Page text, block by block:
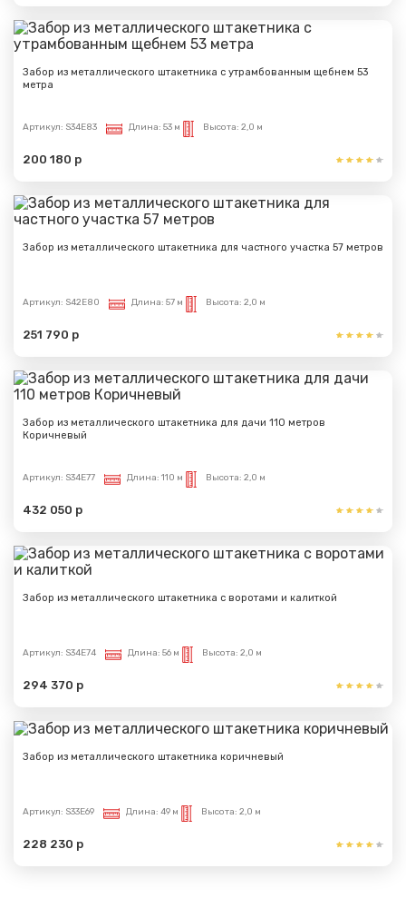
Забор из металлического штакетника с утрамбованным щебнем 53
метра
Артикул: S34E83 Длина: 53 м Высота: 2,0 м
200 180 р
Забор из металлического штакетника для частного участка 57 метров
Артикул: S42E80 Длина: 57 м Высота: 2,0 м
251 790 р
Забор из металлического штакетника для дачи 110 метров
Коричневый
Артикул: S34E77 Длина: 110 м Высота: 2,0 м
432 050 р
Забор из металлического штакетника с воротами и калиткой
Артикул: S34E74 Длина: 56 м Высота: 2,0 м
294 370 р
Забор из металлического штакетника коричневый
Артикул: S33E69 Длина: 49 м Высота: 2,0 м
228 230 р